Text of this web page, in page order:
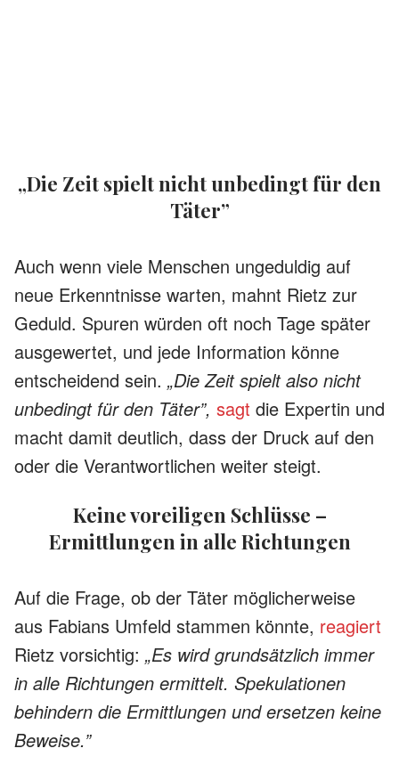
„Die Zeit spielt nicht unbedingt für den
Täter”
Auch wenn viele Menschen ungeduldig auf
neue Erkenntnisse warten, mahnt Rietz zur
Geduld. Spuren würden oft noch Tage später
ausgewertet, und jede Information könne
entscheidend sein. „Die Zeit spielt also nicht
unbedingt für den Täter”, sagt die Expertin und
macht damit deutlich, dass der Druck auf den
oder die Verantwortlichen weiter steigt.
Keine voreiligen Schlüsse –
Ermittlungen in alle Richtungen
Auf die Frage, ob der Täter möglicherweise
aus Fabians Umfeld stammen könnte, reagiert
Rietz vorsichtig: „Es wird grundsätzlich immer
in alle Richtungen ermittelt. Spekulationen
behindern die Ermittlungen und ersetzen keine
Beweise.”